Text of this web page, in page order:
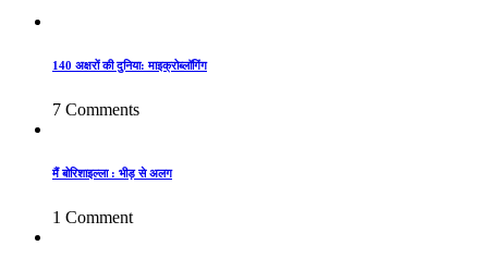
140 अक्षरों की दुनिया: माइक्रोब्लॉगिंग
7 Comments
मैं बोरिशाइल्ला : भीड़ से अलग
1 Comment